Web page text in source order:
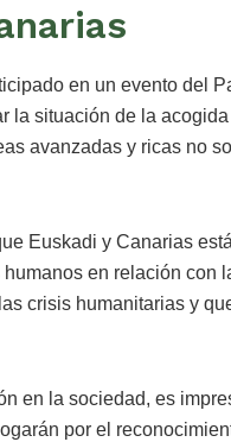
en un evento del
la situación de la
avanzadas y ricas no
Euskadi y Canarias
en relación con
crisis humanitarias y
en la sociedad, es
por el